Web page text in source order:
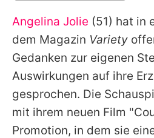
Alle Themen auf
Jobs
App
Team
Angelina Jolie (51) hat in
dem Magazin Variety
Gedanken zur eigenen
Auswirkungen auf ihre
gesprochen. Die
mit ihrem neuen Film
Promotion, in dem sie